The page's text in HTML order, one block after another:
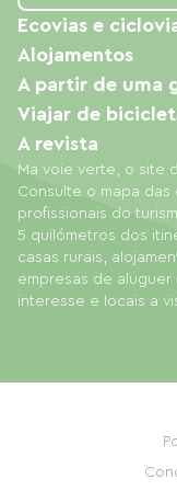
• Seguro de
de
valor da estadia
Aniversários,
de Graças sob
culinária,
Aquarela,
dependendo da
sob consulta e
semana
estadias longas
desconto para
de setembro.
Ma voie verte, o site
Consulte o mapa
profissionais do
5 quilómetros dos
casas rurais,
empresas de
interesse e locais a
Ecovias e
Alojamentos
A partir de uma
Viajar de
A revista